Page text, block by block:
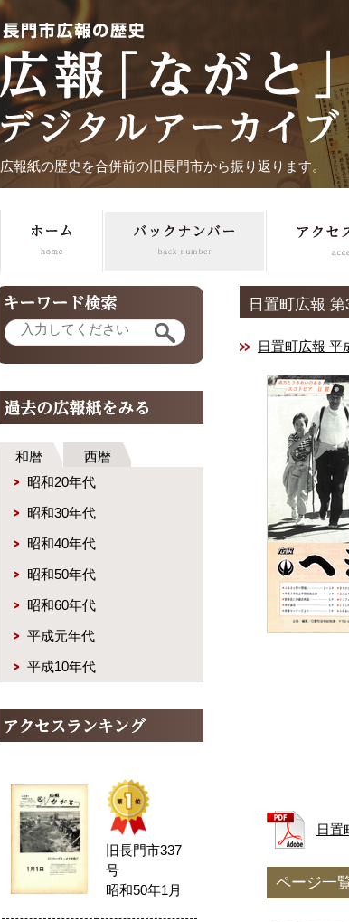
広報紙の歴史を合併前の旧長門市から振り返ります。
和暦
西暦
昭和20年代
昭和30年代
昭和40年代
昭和50年代
昭和60年代
平成元年代
平成10年代
旧長門市337
号
昭和50年1月
日置町広報
日置町広報 平
日
ページ一